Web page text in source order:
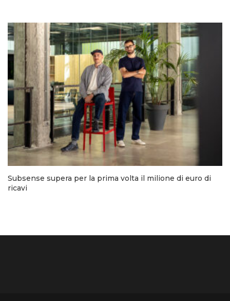
Subsense supera per la prima volta il milione di euro di
ricavi